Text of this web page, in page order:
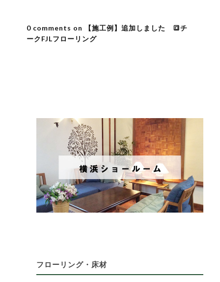
0 comments on 【施工例】追加しました 🔳チ
ークFJLフローリング
フローリング・床材